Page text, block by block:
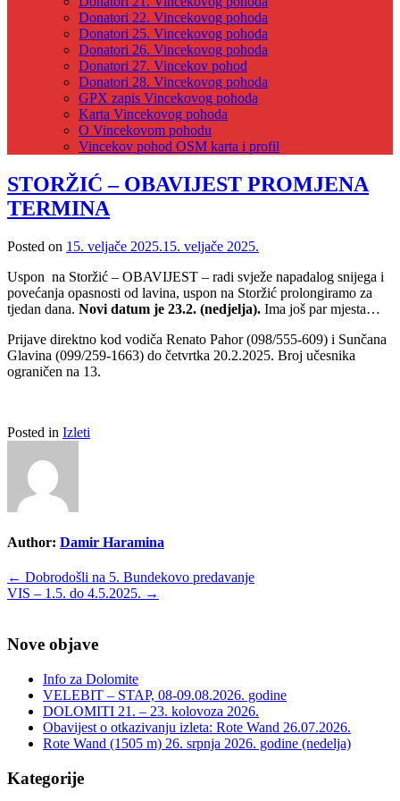
Donatori 22. Vincekovog pohoda
Donatori 25. Vincekovog pohoda
Donatori 26. Vincekovog pohoda
Donatori 27. Vincekov pohod
Donatori 28. Vincekovog pohoda
GPX zapis Vincekovog pohoda
Karta Vincekovog pohoda
O Vincekovom pohodu
Vincekov pohod OSM karta i profil
STORŽIĆ – OBAVIJEST PROMJENA
TERMINA
Posted on 15. veljače 2025.15. veljače 2025.
Uspon na Storžić – OBAVIJEST – radi svježe napadalog snijega i
povećanja opasnosti od lavina, uspon na Storžić prolongiramo za
tjedan dana. Novi datum je 23.2. (nedjelja). Ima još par mjesta…
Prijave direktno kod vodiča Renato Pahor (098/555-609) i Sunčana
Glavina (099/259-1663) do četvrtka 20.2.2025. Broj učesnika
ograničen na 13.
Posted in Izleti
Author: Damir Haramina
Post
navigation
← Dobrodošli na 5. Bundekovo predavanje
VIS – 1.5. do 4.5.2025. →
Nove objave
Info za Dolomite
VELEBIT – STAP, 08-09.08.2026. godine
DOLOMITI 21. – 23. kolovoza 2026.
Obavijest o otkazivanju izleta: Rote Wand 26.07.2026.
Rote Wand (1505 m) 26. srpnja 2026. godine (nedelja)
Kategorije